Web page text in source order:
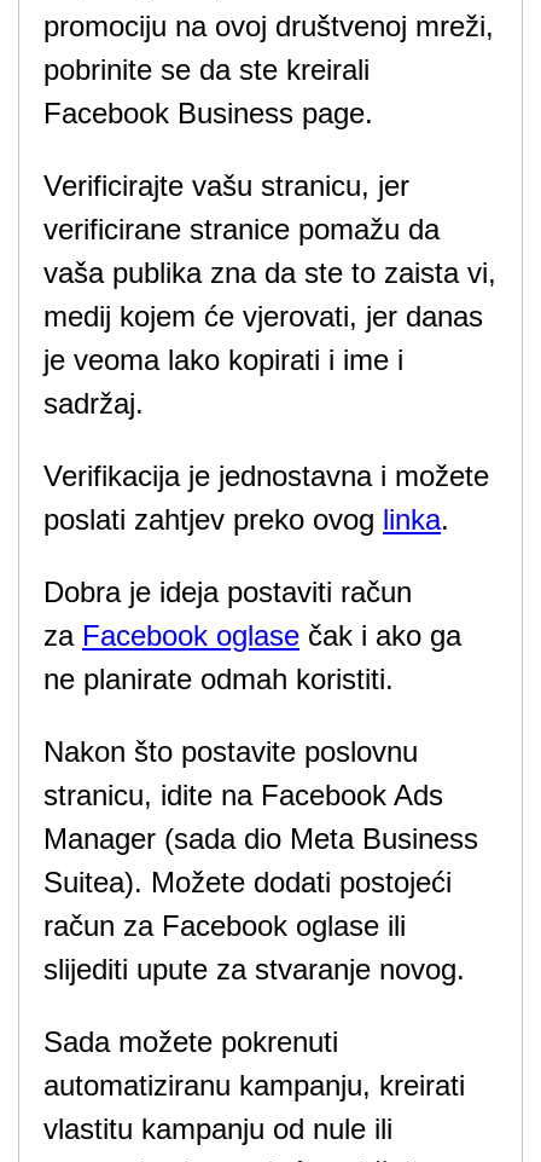
promociju na ovoj društvenoj mreži,
pobrinite se da ste kreirali
Facebook Business page.
Verificirajte vašu stranicu, jer
verificirane stranice pomažu da
vaša publika zna da ste to zaista vi,
medij kojem će vjerovati, jer danas
je veoma lako kopirati i ime i
sadržaj.
Verifikacija je jednostavna i možete
poslati zahtjev preko ovog linka.
Dobra je ideja postaviti račun
za Facebook oglase čak i ako ga
ne planirate odmah koristiti.
Nakon što postavite poslovnu
stranicu, idite na Facebook Ads
Manager (sada dio Meta Business
Suitea). Možete dodati postojeći
račun za Facebook oglase ili
slijediti upute za stvaranje novog.
Sada možete pokrenuti
automatiziranu kampanju, kreirati
vlastitu kampanju od nule ili